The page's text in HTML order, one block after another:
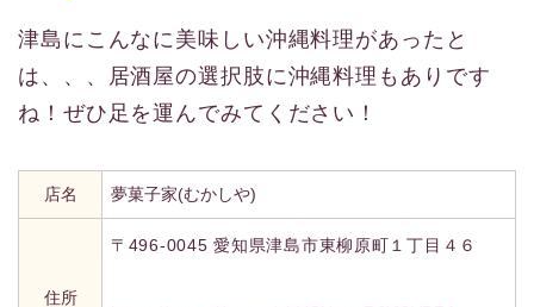
津島にこんなに美味しい沖縄料理があったと
は、、、居酒屋の選択肢に沖縄料理もありです
ね！ぜひ足を運んでみてください！
店名 夢菓子家(むかしや)
住所
〒496-0045 愛知県津島市東柳原町１丁目４６